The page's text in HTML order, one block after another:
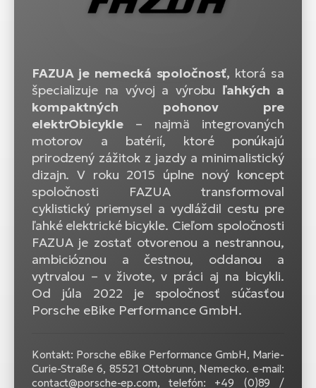
FAZUA je nemecká spoločnosť, ktorá sa
špecializuje na vývoj a výrobu ľahkých a
kompaktných pohonov pre
elektrObicykle– najmä integrovaných
motorov a batérií, ktoré ponúkajú
prirodzený zážitok z jazdy a minimalistický
dizajn. V roku 2015 úplne nový koncept
spoločnosti FAZUA transformoval
cyklistický priemysel a vydláždil cestu pre
ľahké elektrické bicykle. Cieľom spoločnosti
FAZUA je zostať otvorenou a nestrannou,
ambicióznou a čestnou, oddanou a
vytrvalou – v živote, v práci aj na bicykli.
Od júla 2022 je spoločnosť súčasťou
Porsche eBike Performance GmbH.
Kontakt: Porsche eBike Performance GmbH, Marie-
Curie-Straße 6, 85521 Ottobrunn, Nemecko. e-mail:
contact@porsche-ep.com, telefón: +49 (0)89 /